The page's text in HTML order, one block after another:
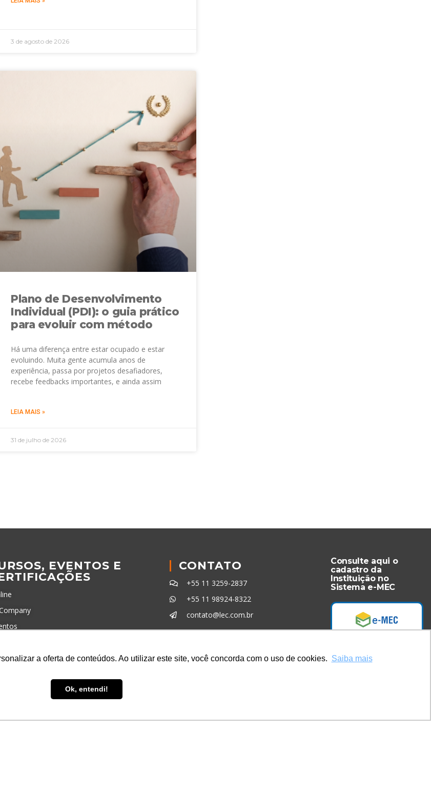
a oferta de conteúdos. Ao utilizar este site, você concorda com o uso de cookies. Saiba mais
Ok, entendi!
3 de agosto de 2026
Plano de Desenvolvimento
Individual (PDI): o guia prático
para evoluir com método
Há uma diferença entre estar ocupado e estar
evoluindo. Muita gente acumula anos de
experiência, passa por projetos desafiadores,
recebe feedbacks importantes, e ainda assim
LEIA MAIS »
31 de julho de 2026
EVENTOS E
CONTATO
+55 11 3259-2837
+55 11 98924-8322
contato@lec.com.br
Ferramenta Antifraude
Consulte aqui o
cadastro da
Instituição no
Sistema e-MEC